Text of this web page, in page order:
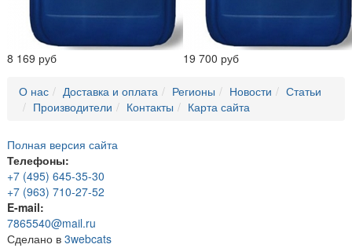
8 169 руб 19 700 руб
О нас Доставка и оплата Регионы Новости
Статьи
Производители
Контакты Карта сайта
Полная версия сайта
Телефоны:
+7 (495) 645-35-30
+7 (963) 710-27-52
E-mail:
7865540@mail.ru
Сделано в 3webcats